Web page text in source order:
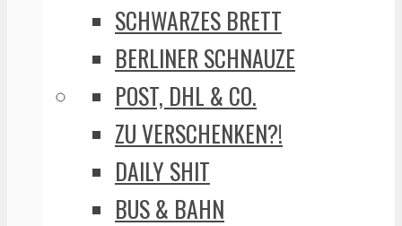
SCHWARZES BRETT
BERLINER SCHNAUZE
POST, DHL & CO.
ZU VERSCHENKEN?!
DAILY SHIT
BUS & BAHN